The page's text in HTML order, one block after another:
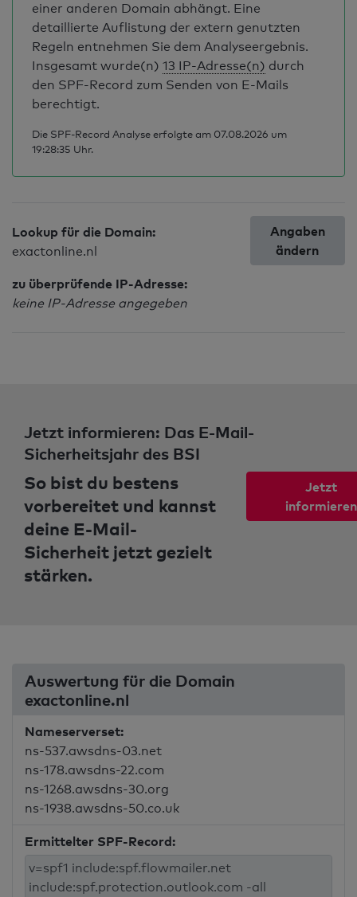
einer anderen Domain abhängt. Eine
detaillierte Auflistung der extern genutzten
Regeln entnehmen Sie dem Analyseergebnis.
Insgesamt wurde(n) 13 IP-Adresse(n) durch
den SPF-Record zum Senden von E-Mails
berechtigt.
Die SPF-Record Analyse erfolgte am 07.08.2026 um
19:28:35 Uhr.
Lookup für die Domain:
exactonline.nl
zu überprüfende IP-Adresse:
keine IP-Adresse angegeben
Angaben
ändern
Jetzt informieren: Das E-Mail-
Sicherheitsjahr des BSI
So bist du bestens
vorbereitet und kannst
deine E-Mail-
Sicherheit jetzt gezielt
stärken.
Jetzt
informieren
Auswertung für die Domain
exactonline.nl
Nameserverset:
ns-537.awsdns-03.net
ns-178.awsdns-22.com
ns-1268.awsdns-30.org
ns-1938.awsdns-50.co.uk
Ermittelter SPF-Record: